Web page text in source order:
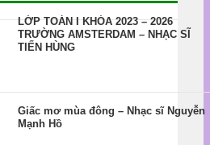
LỚP TOÁN I KHÓA 2023 – 2026
TRƯỜNG AMSTERDAM – NHẠC SĨ
TIẾN HÙNG
Giấc mơ mùa đông – Nhạc sĩ Nguyễn
Mạnh Hồ